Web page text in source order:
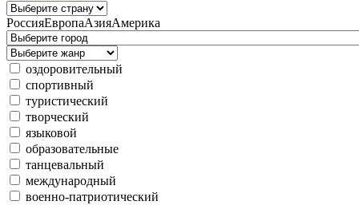
РоссияЕвропаАзияАмерика
оздоровительный
спортивный
туристический
творческий
языковой
образовательные
танцевальный
международный
военно-патриотический